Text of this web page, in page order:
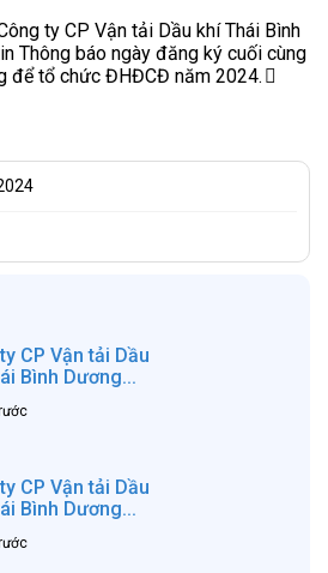
ty CP Vận tải Dầu khí Thái Bình
Thông báo ngày đăng ký cuối cùng
để tổ chức ĐHĐCĐ năm 2024.
CP Vận tải Dầu
Bình Dương...
CP Vận tải Dầu
Bình Dương...